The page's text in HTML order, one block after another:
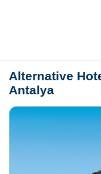
Alternative
Antalya